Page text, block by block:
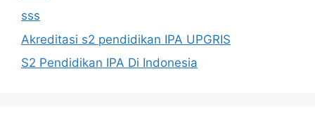
sss
Akreditasi s2 pendidikan IPA UPGRIS
S2 Pendidikan IPA Di Indonesia